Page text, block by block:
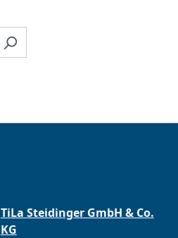
TiLa Steidinger GmbH & Co.
KG